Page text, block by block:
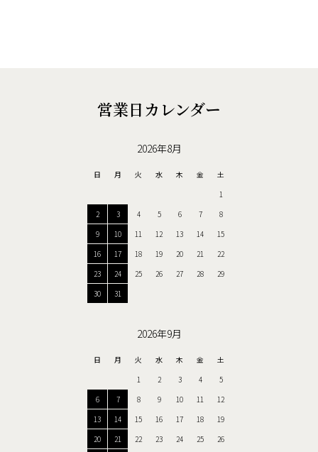
営業日カレンダー
2026年8月
日 月 火 水 木 金
土
1
2
3 4 5 6 7
8
9
10 11 12 13 14
15
16
17 18 19 20 21
22
23
24 25 26 27 28
29
30
31
2026年9月
日 月 火 水 木 金
土
1
2 3 4
5
6
7 8 9 10 11
12
13
14 15 16 17 18
19
20
21 22 23 24 25
26